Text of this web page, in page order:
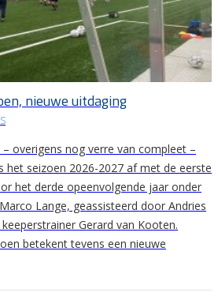
nieuwe uitdaging
– overigens nog verre van compleet –
het seizoen 2026-2027 af met de eerste
het derde opeenvolgende jaar onder
Lange, geassisteerd door Andries
Gerard van Kooten.
betekent tevens een nieuwe